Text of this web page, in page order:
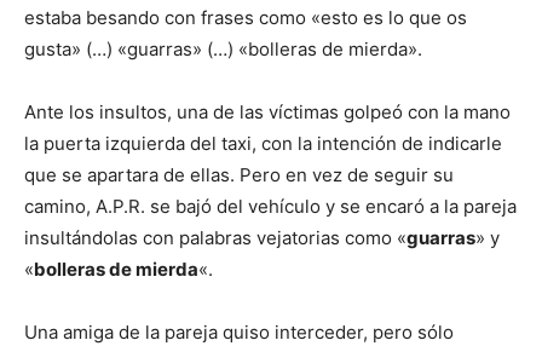
estaba besando con frases como «esto es lo que os
gusta» (…) «guarras» (…) «bolleras de mierda».
Ante los insultos, una de las víctimas golpeó con la mano
la puerta izquierda del taxi, con la intención de indicarle
que se apartara de ellas. Pero en vez de seguir su
camino, A.P.R. se bajó del vehículo y se encaró a la pareja
insultándolas con palabras vejatorias como «guarras» y
«bolleras de mierda«.
Una amiga de la pareja quiso interceder, pero sólo